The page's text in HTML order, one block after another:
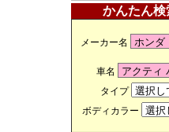
かんたん検
メーカー名
車名
タイプ
ボディカラー